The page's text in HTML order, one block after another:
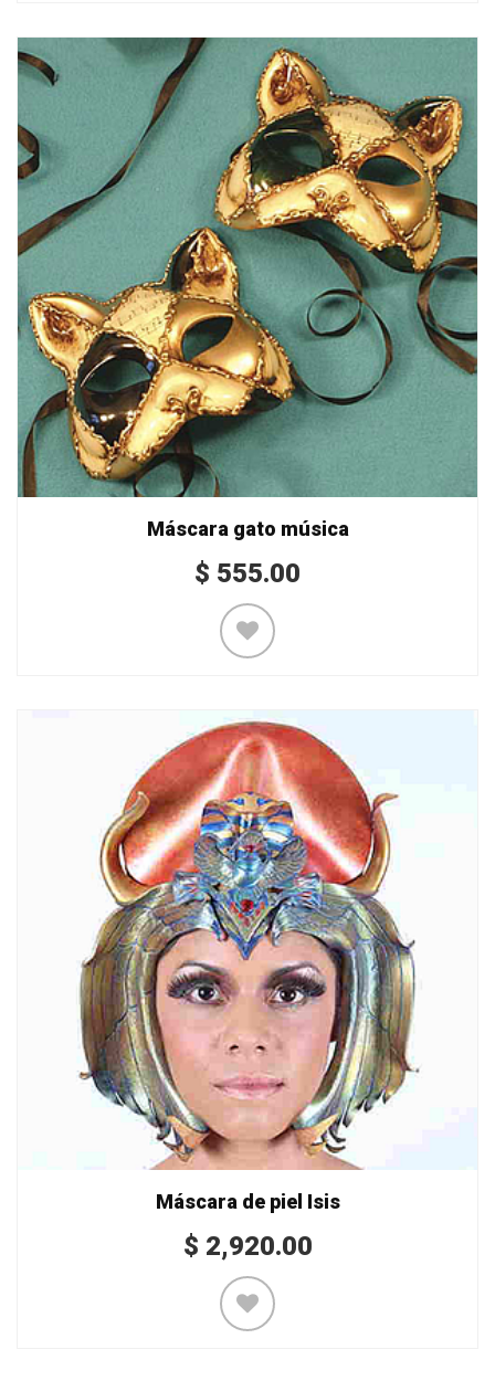
Máscara gato música
$ 555.00
Máscara de piel Isis
$ 2,920.00